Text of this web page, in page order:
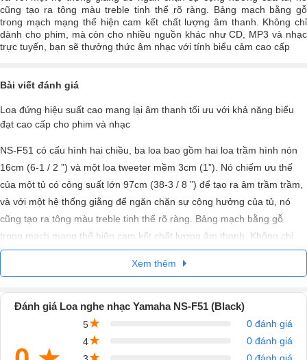
cũng tạo ra tông màu treble tinh thể rõ ràng. Bảng mạch bằng gỗ
trong mạch mạng thể hiện cam kết chất lượng âm thanh. Không chỉ
dành cho phim, mà còn cho nhiều nguồn khác như CD, MP3 và nhạc
trực tuyến, bạn sẽ thưởng thức âm nhạc với tính biểu cảm cao cấp
Bài viết đánh giá
Loa đứng hiệu suất cao mang lại âm thanh tối ưu với khả năng biểu
đạt cao cấp cho phim và nhạc
NS-F51 có cấu hình hai chiều, ba loa bao gồm hai loa trầm hình nón
16cm (6-1 / 2 ”) và một loa tweeter mềm 3cm (1”). Nó chiếm ưu thế
của một tủ có công suất lớn 97cm (38-3 / 8 ”) để tạo ra âm trầm trầm,
và với một hệ thống giằng để ngăn chặn sự cộng hưởng của tủ, nó
cũng tạo ra tông màu treble tinh thể rõ ràng. Bảng mạch bằng gỗ
trong mạch mạng thể hiện cam kết chất lượng âm thanh. Không chỉ
dành cho phim, mà còn cho nhiều nguồn khác như CD, MP3 và nhạc
trực tuyến, bạn sẽ thưởng thức âm nhạc với tính biểu cảm cao cấp
Kết hợp hoàn hảo cho TV màn hình lớn để tạo thành một hệ thống loa
rạp hát gia đình cung cấp đầy đủ các nguồn âm thanh HD
Hai loa trầm hình nón 16cm (6-1/2”) và loa âm cao dạng vòm 3cm (1”)
cho âm bass mạnh mẽ và âm thanh toàn dải mượt mà
Xem thêm
Đánh giá Loa nghe nhạc Yamaha NS-F51 (Black)
5★
0 đánh giá
4★
0 đánh giá